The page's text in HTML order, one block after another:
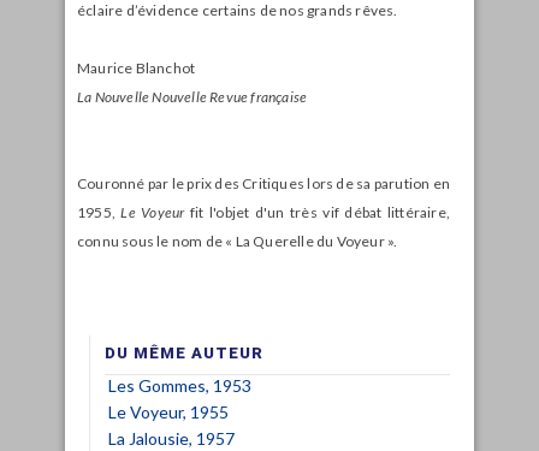
éclaire d’évidence certains de nos grands rêves.
Maurice Blanchot
La Nouvelle Nouvelle Revue française
Couronné par le prix des Critiques lors de sa parution en
1955, Le Voyeur fit l'objet d'un très vif débat littéraire,
connu sous le nom de « La Querelle du Voyeur ».
DU MÊME AUTEUR
Les Gommes, 1953
Le Voyeur, 1955
La Jalousie, 1957